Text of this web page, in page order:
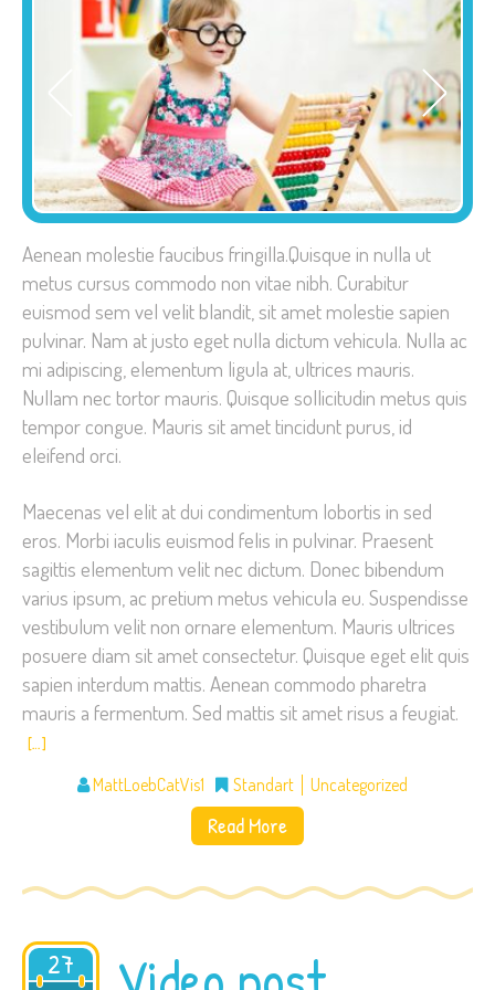
Aenean molestie faucibus fringilla.Quisque in nulla ut
metus cursus commodo non vitae nibh. Curabitur
euismod sem vel velit blandit, sit amet molestie sapien
pulvinar. Nam at justo eget nulla dictum vehicula. Nulla ac
mi adipiscing, elementum ligula at, ultrices mauris.
Nullam nec tortor mauris. Quisque sollicitudin metus quis
tempor congue. Mauris sit amet tincidunt purus, id
eleifend orci.
Maecenas vel elit at dui condimentum lobortis in sed
eros. Morbi iaculis euismod felis in pulvinar. Praesent
sagittis elementum velit nec dictum. Donec bibendum
varius ipsum, ac pretium metus vehicula eu. Suspendisse
vestibulum velit non ornare elementum. Mauris ultrices
posuere diam sit amet consectetur. Quisque eget elit quis
sapien interdum mattis. Aenean commodo pharetra
mauris a fermentum. Sed mattis sit amet risus a feugiat.
[…]
MattLoebCatVis1 Standart Uncategorized
Read More
27